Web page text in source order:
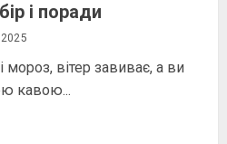
і поради
мороз, вітер завиває, а ви
кавою...